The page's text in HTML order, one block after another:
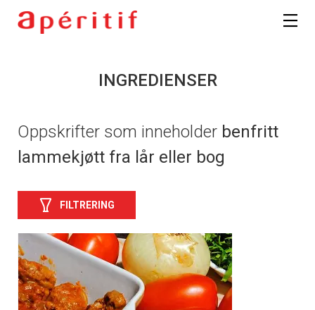
INGREDIENSER
Oppskrifter som inneholder benfritt
lammekjøtt fra lår eller bog
FILTRERING